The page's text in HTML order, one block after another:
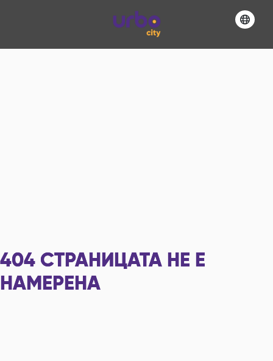
404 СТРАНИЦАТА НЕ Е
НАМЕРЕНА